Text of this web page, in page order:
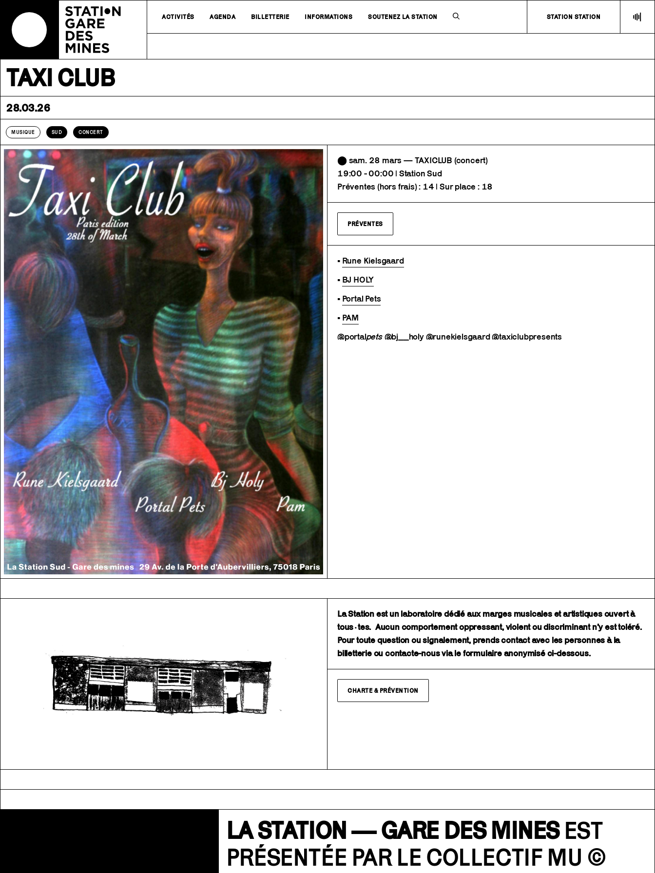
ACTIVITÉS AGENDA BILLETTERIE INFORMATIONS SOUTENEZ LA STATION STATION STATION
TAXI CLUB
28.03.26
MUSIQUE SUD CONCERT
⬤ sam. 28 mars — TAXICLUB (concert)
19:00 - 00:00 | Station Sud
Préventes (hors frais) : 14 | Sur place : 18
PRÉVENTES
• Rune Kielsgaard
• BJ HOLY
• Portal Pets
• PAM
@portalpets@bj__holy @runekielsgaard @taxiclubpresents
La Station est un laboratoire dédié aux marges musicales et artistiques ouvert à
tous·tes. Aucun comportement oppressant, violent ou discriminant n’y est toléré.
Pour toute question ou signalement, prends contact avec les personnes à la
billetterie ou contacte-nous via le formulaire anonymisé ci-dessous.
CHARTE & PRÉVENTION
LA STATION — GARE DES MINESEST
PRÉSENTÉE PAR LE COLLECTIF MU ©